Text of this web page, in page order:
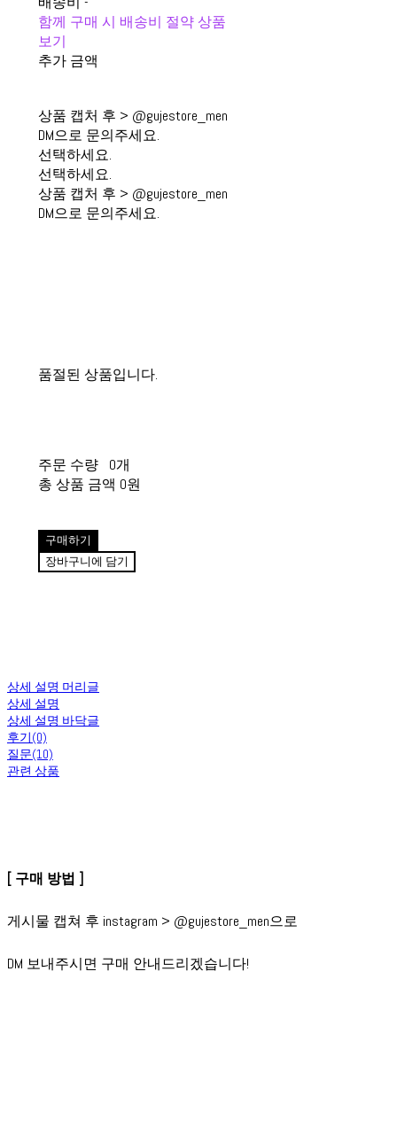
함께 구매 시 배송비 절약 상품
보기
추가 금액
상품 캡처 후 > @gujestore_men
DM으로 문의주세요.
선택하세요.
선택하세요.
상품 캡처 후 > @gujestore_men
DM으로 문의주세요.
품절된 상품입니다.
주문 수량
0개
총 상품 금액 0원
구매하기
장바구니에 담기
상세 설명 머리글
상세 설명
상세 설명 바닥글
후기(0)
질문(10)
관련 상품
[ 구매 방법 ]
게시물 캡쳐 후 instagram > @gujestore_men으로
DM 보내주시면 구매 안내드리겠습니다!